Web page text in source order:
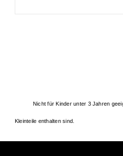
Nicht für Kinder unter 3 Jahren
Kleinteile enthalten sind.